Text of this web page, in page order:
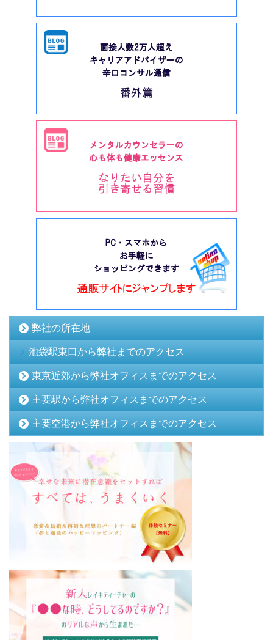
弊社の所在地
池袋駅東口から弊社までのアクセス
東京近郊から弊社オフィスまでのアクセス
主要駅から弊社オフィスまでのアクセス
主要空港から弊社オフィスまでのアクセス